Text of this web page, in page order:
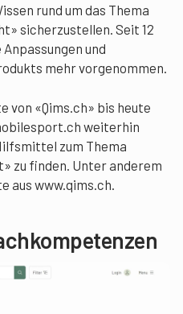
rund um das Thema
sicherzustellen. Seit 12
und
mehr vorgenommen.
von «Qims.ch» bis heute
weiterhin
zum Thema
zu finden. Unter anderem
aus www.qims.ch.